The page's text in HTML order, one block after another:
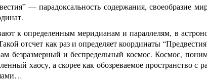
— парадоксальность содержания, своеобразие
к определенным меридианам и параллелям, в
отсчет как раз и определяет координаты
безразмерный и беспредельный космос. Космос,
хаосу, а скорее как обозреваемое пространство с